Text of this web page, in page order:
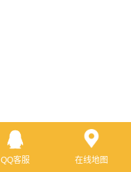
QQ客服 在线地图